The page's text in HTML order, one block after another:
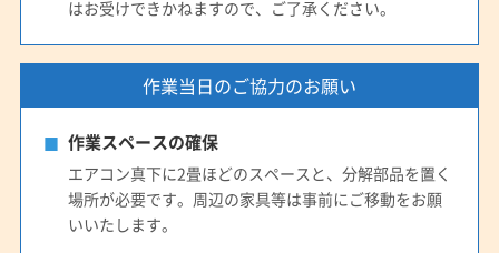
はお受けできかねますので、ご了承ください。
作業当日のご協力のお願い
作業スペースの確保
エアコン真下に2畳ほどのスペースと、分解部品を置く
場所が必要です。周辺の家具等は事前にご移動をお願
いいたします。